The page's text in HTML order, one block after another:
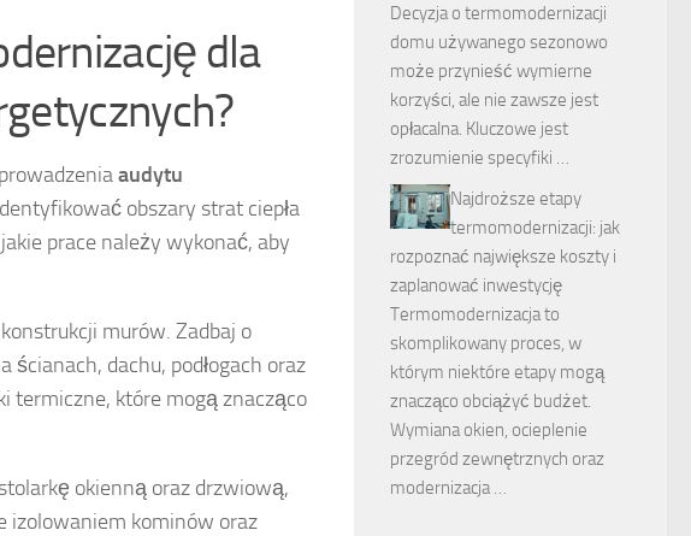
dla
audytu
obszary strat ciepła
prace należy wykonać, aby
murów. Zadbaj o
dachu, podłogach oraz
które mogą znacząco
okienną oraz drzwiową,
izolowaniem kominów oraz
Decyzja o termomodernizacji
domu używanego sezonowo
może przynieść wymierne
korzyści, ale nie zawsze jest
opłacalna. Kluczowe jest
zrozumienie specyfiki …
Najdroższe etapy
termomodernizacji: jak
rozpoznać największe koszty i
zaplanować inwestycję
Termomodernizacja to
skomplikowany proces, w
którym niektóre etapy mogą
znacząco obciążyć budżet.
Wymiana okien, ocieplenie
przegród zewnętrznych oraz
modernizacja …